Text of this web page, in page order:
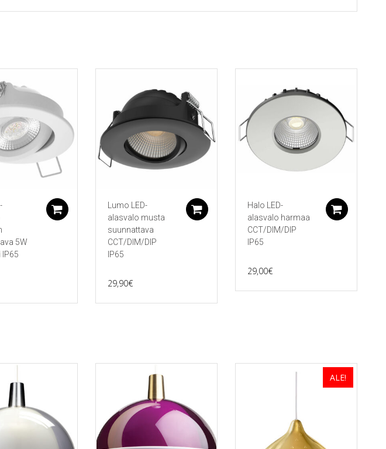
5W
IP65
Lisää ostoskoriin
Lumo LED-
alasvalo musta
suunnattava
CCT/DIM/DIP
IP65
29,90€
Lisää ostoskoriin
Halo LED-
alasvalo harmaa
CCT/DIM/DIP
IP65
29,00€
ALE!